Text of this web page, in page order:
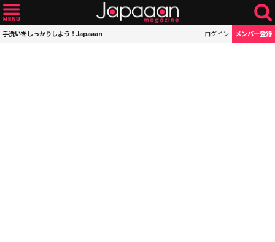
手洗いをしっかりしよう！Japaaan ログイン メンバー登録